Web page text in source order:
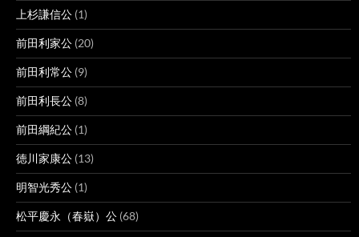
上杉謙信公 (1)
前田利家公 (20)
前田利常公 (9)
前田利長公 (8)
前田綱紀公 (1)
徳川家康公 (13)
明智光秀公 (1)
松平慶永（春嶽）公 (68)